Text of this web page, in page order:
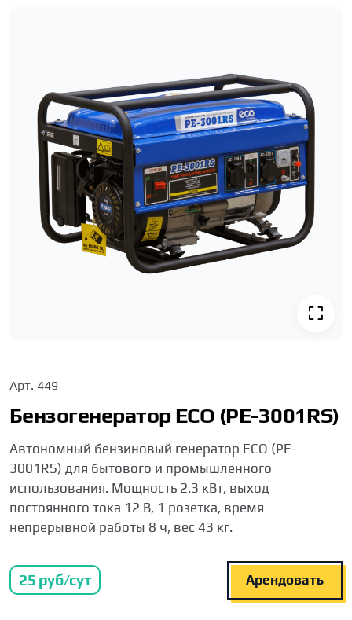
Арт. 449
Бензогенератор ECO (PE-3001RS)
Автономный бензиновый генератор ECO (PE-
3001RS) для бытового и промышленного
использования. Мощность 2.3 кВт, выход
постоянного тока 12 В, 1 розетка, время
непрерывной работы 8 ч, вес 43 кг.
25 руб/сут Арендовать